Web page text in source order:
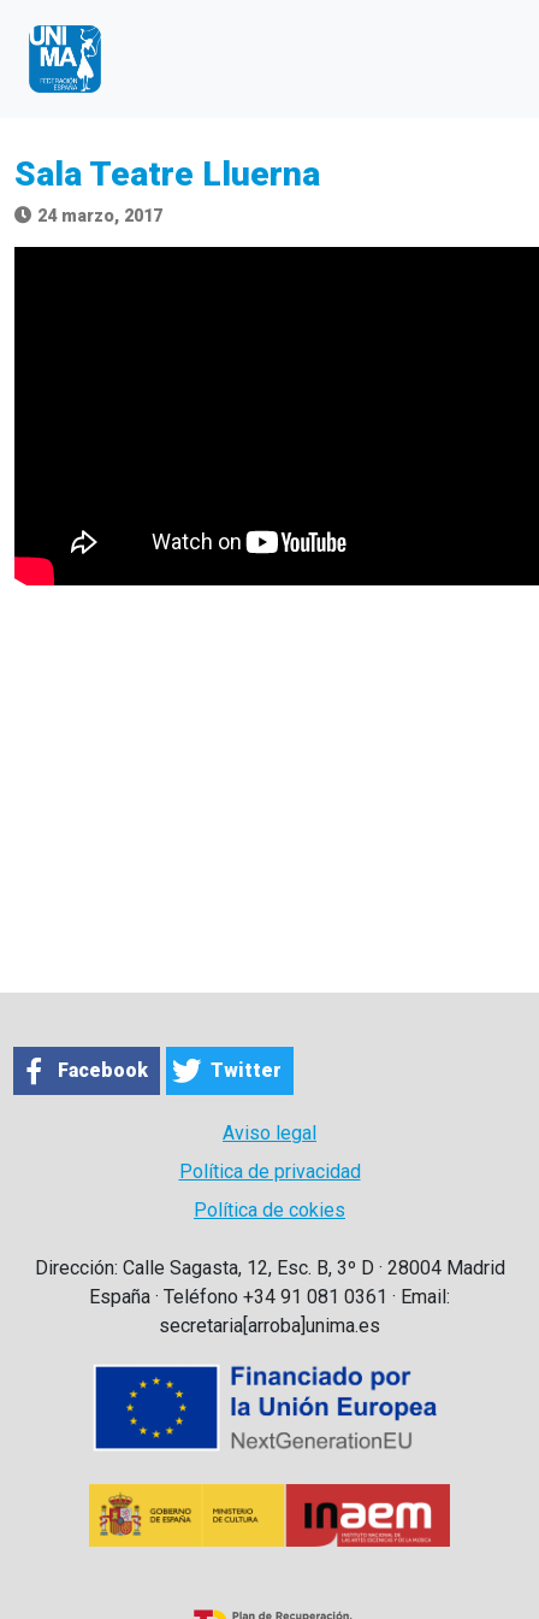
Sala Teatre Lluerna
24 marzo, 2017
Facebook Twitter
Aviso legal
Política de privacidad
Política de cokies
Dirección: Calle Sagasta, 12, Esc. B, 3º D · 28004 Madrid
España · Teléfono +34 91 081 0361 · Email:
secretaria[arroba]unima.es